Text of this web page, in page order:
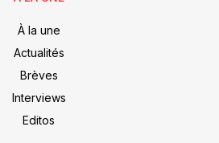
À la une
Actualités
Brèves
Interviews
Editos